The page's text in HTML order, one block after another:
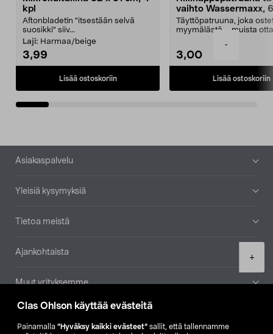
Clas Ohlson käyttää evästeitä
Painamalla ”Hyväksy kaikki evästeet” sallit, että tallennamme
-
+
kpl
Aftonbladetin "itsestään selvä
suosikki" siiv...
Laji: Harmaa/beige
3,99
Lisää ostoskoriin
vaihto Wassermaxx,
Täyttöpatruuna, joka
myymälästä – muista
3,00
Lisää ostoskoriin
Alatunniste
Asiakaspalvelu
Yleisiä kysymyksiä
Tietoa meistä
Ajankohtaista
Muut yrityksemme
Etsi myymälä